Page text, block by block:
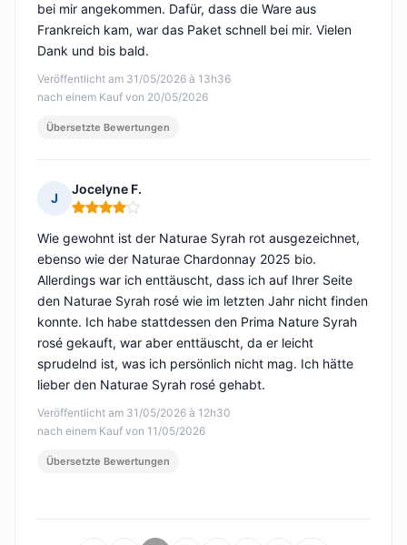
Veröffentlicht am 31/05/2026 à 13h36
nach einem Kauf von 20/05/2026
bei mir angekommen. Dafür, dass die Ware aus
Frankreich kam, war das Paket schnell bei mir. Vielen
Dank und bis bald.
Übersetzte Bewertungen
J
Jocelyne F.
Hinweis: 4 von 5
Veröffentlicht am 31/05/2026 à 12h30
nach einem Kauf von 11/05/2026
Wie gewohnt ist der Naturae Syrah rot ausgezeichnet,
ebenso wie der Naturae Chardonnay 2025 bio.
Allerdings war ich enttäuscht, dass ich auf Ihrer Seite
den Naturae Syrah rosé wie im letzten Jahr nicht finden
konnte. Ich habe stattdessen den Prima Nature Syrah
rosé gekauft, war aber enttäuscht, da er leicht
sprudelnd ist, was ich persönlich nicht mag. Ich hätte
lieber den Naturae Syrah rosé gehabt.
Übersetzte Bewertungen